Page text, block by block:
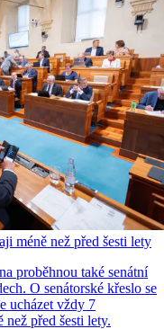
méně než před šesti lety
proběhnou také senátní
O senátorské křeslo se
ucházet vždy 7
než před šesti lety.